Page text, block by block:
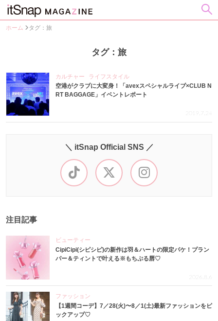
ホーム タグ：旅
タグ：旅
カルチャー
ライフスタイル
空港がクラブに大変身！「avexスペシャルライブ×CLUB N
RT BAGGAGE」イベントレポート
2019.7.24
＼ itSnap Official SNS ／
注目記事
ビューティー
CipiCipi(シピシピ)の新作は羽＆ハートの限定パケ！プラン
パー＆ティントで叶える※もちぷる唇♡
2026.8.6
ファッション
【1週間コーデ】7／28(火)〜8／1(土)最新ファッションをピ
ックアップ♡